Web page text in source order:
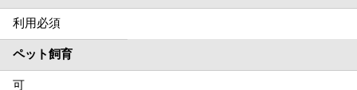
利用必須
ペット飼育
可